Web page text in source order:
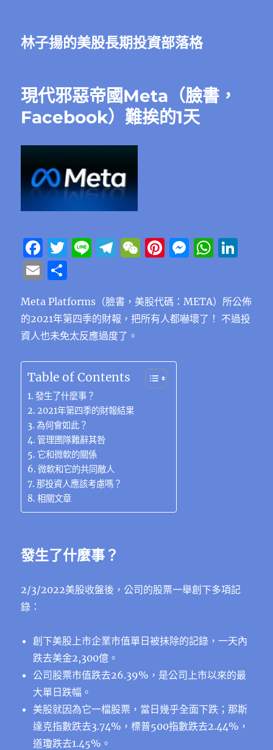
林子揚的美股長期投資部落格
現代邪惡帝國Meta（臉書，
Facebook）難挨的1天
F
a
c
e
b
o
o
k
T
te
r
Li T
g
r
a
m
W
h
at
Pi
re
st
M
e
n
W
s
A
e
d
E
ai
l
Meta Platforms（臉書，美股代碼：META）所公佈
的2021年第四季的財報，把所有人都嚇壞了！ 不過投
資人也未免太反應過度了。
Table of Contents
發生了什麼事？
2021年第四季的財報結果
為何會如此？
管理圑隊難辭其咎
它和微軟的關係
微軟和它的共同敵人
那投資人應該考慮嗎？
相關文章
發生了什麼事 ？
2/3/2022美股收盤後，公司的股票一舉創下多項記
錄：
創下美股上市企業市值單日被抺除的記錄，一天內
跌去美金2,300億。
公司股票市值跌去26.39%，是公司上市以來的最
大單日跌幅。
美股就因為它一檔股票，當日幾乎全面下跌；那斯
達克指數跌去3.74%，標普500指數跌去2.44%，
道瓊跌去1.45%。